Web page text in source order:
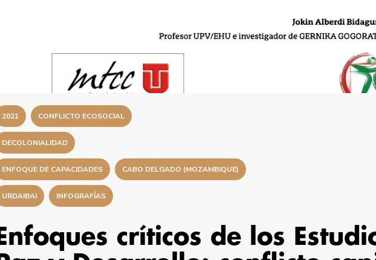
2021 CONFLICTO ECOSOCIAL
DECOLONIALIDAD
ENFOQUE DE CAPACIDADES CABO DELGADO (MOZAMBIQUE)
URDAIBAI INFOGRAFÍAS
Enfoques críticos de los